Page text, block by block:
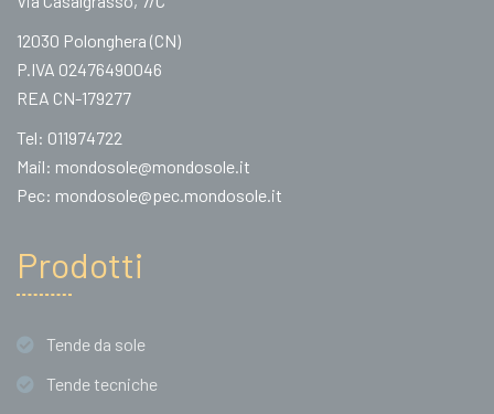
12030 Polonghera (CN)
P.IVA 02476490046
REA CN-179277
Tel: 011974722
Mail: mondosole@mondosole.it
Pec: mondosole@pec.mondosole.it
Prodotti
Tende da sole
Tende tecniche